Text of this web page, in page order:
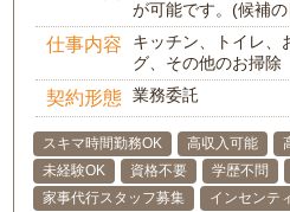
が可能です。(候補
仕事内容
キッチン、トイレ、
グ、その他のお掃除
契約形態 業務委託
スキマ時間勤務OK 高収入可能
未経験OK
資格不要 学歴不問
家事代行スタッフ募集
インセンテ